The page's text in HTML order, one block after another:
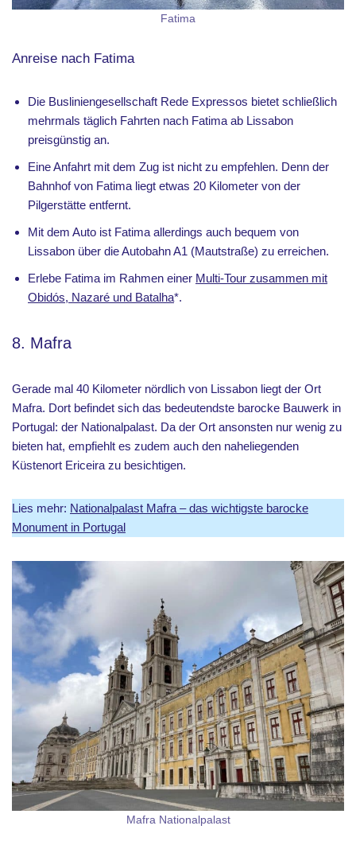
Fatima
Anreise nach Fatima
Die Busliniengesellschaft Rede Expressos bietet schließlich
mehrmals täglich Fahrten nach Fatima ab Lissabon
preisgünstig an.
Eine Anfahrt mit dem Zug ist nicht zu empfehlen. Denn der
Bahnhof von Fatima liegt etwas 20 Kilometer von der
Pilgerstätte entfernt.
Mit dem Auto ist Fatima allerdings auch bequem von
Lissabon über die Autobahn A1 (Mautstraße) zu erreichen.
Erlebe Fatima im Rahmen einer Multi-Tour zusammen mit
Obidós, Nazaré und Batalha*.
8. Mafra
Gerade mal 40 Kilometer nördlich von Lissabon liegt der Ort
Mafra. Dort befindet sich das bedeutendste barocke Bauwerk in
Portugal: der Nationalpalast. Da der Ort ansonsten nur wenig zu
bieten hat, empfiehlt es zudem auch den naheliegenden
Küstenort Ericeira zu besichtigen.
Lies mehr: Nationalpalast Mafra – das wichtigste barocke
Monument in Portugal
Mafra Nationalpalast